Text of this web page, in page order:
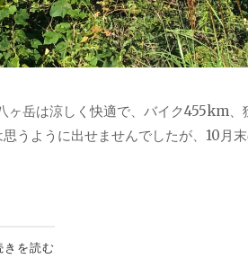
ヶ岳は涼しく快適で、バイク455km
うように出せませんでしたが、10月
きを読む